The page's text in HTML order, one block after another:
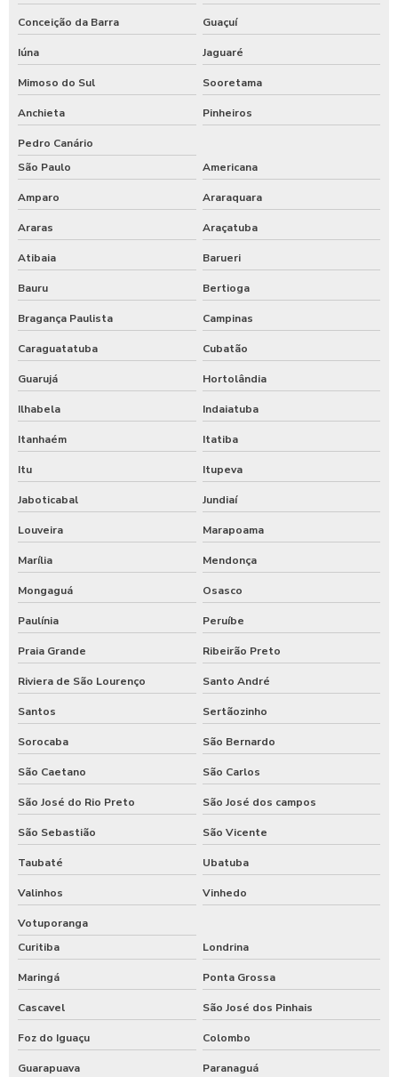
Conceição da Barra Guaçuí
Iúna Jaguaré
Mimoso do Sul Sooretama
Anchieta Pinheiros
Pedro Canário
São Paulo
Americana
Amparo Araraquara
Araras Araçatuba
Atibaia Barueri
Bauru Bertioga
Bragança Paulista Campinas
Caraguatatuba Cubatão
Guarujá Hortolândia
Ilhabela Indaiatuba
Itanhaém Itatiba
Itu Itupeva
Jaboticabal Jundiaí
Louveira Marapoama
Marília Mendonça
Mongaguá Osasco
Paulínia Peruíbe
Praia Grande Ribeirão Preto
Riviera de São Lourenço Santo André
Santos Sertãozinho
Sorocaba São Bernardo
São Caetano São Carlos
São José do Rio Preto São José dos campos
São Sebastião São Vicente
Taubaté Ubatuba
Valinhos Vinhedo
Votuporanga
Curitiba
Londrina
Maringá Ponta Grossa
Cascavel São José dos Pinhais
Foz do Iguaçu Colombo
Guarapuava Paranaguá